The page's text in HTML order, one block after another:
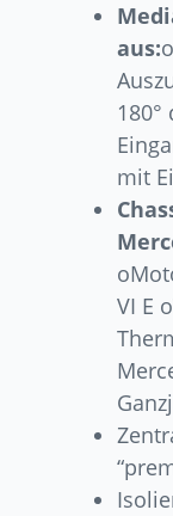
aus:
mit
VI E